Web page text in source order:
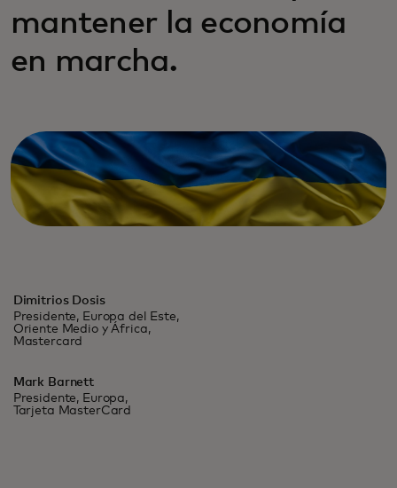
mantener la economía
en marcha.
Dimitrios Dosis
Presidente, Europa del Este,
Oriente Medio y África,
Mastercard
Mark Barnett
Presidente, Europa,
Tarjeta MasterCard